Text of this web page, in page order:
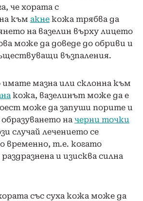
че хората с
към акне кожа трябва да
на вазелин върху лицето
може да доведе до обриви и
възпаления.
имате мазна или склонна към
кожа, вазелинът може да е
може да запуши порите и
на черни точки
случай лечението се
временно, т.е. когато
и изисква силна
със суха кожа може да